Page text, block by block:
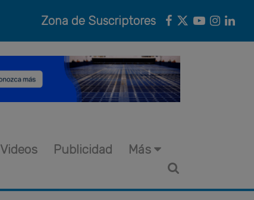
Zona de Suscriptores
Videos Publicidad Más